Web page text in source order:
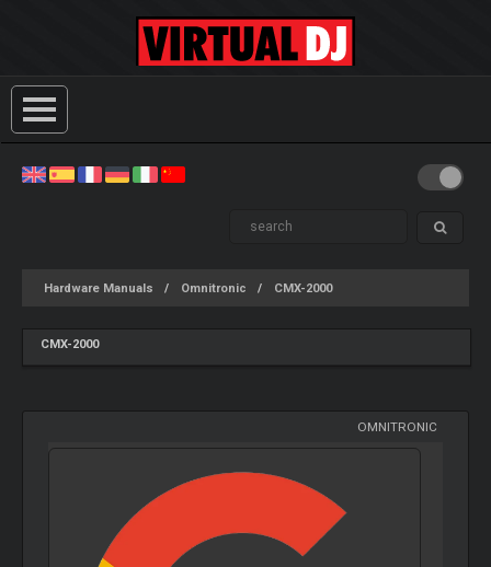
Hardware Manuals Omnitronic CMX-2000
CMX-2000
OMNITRONIC